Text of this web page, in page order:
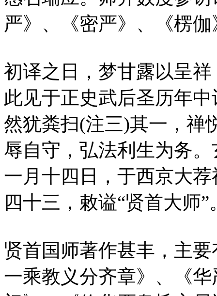
严》、《密严》、《楞
初译之日，梦甘露以呈
此见于正史武后圣历年
然犹粪扫(注三)其一，禅
辱自守，弘法利生为务
一月十四日，于西京大
四十三，敕谥“贤首大师”
贤首国师著作甚丰，主
一乘教义分齐章》、《